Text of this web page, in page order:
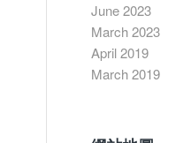
June 2023
March 2023
April 2019
March 2019